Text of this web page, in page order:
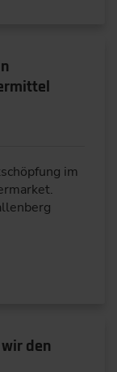
im
den